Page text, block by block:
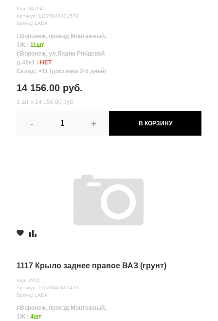
Код: 34704
Артикул: 11170840401570
Бренд: LADA
г.Воронеж, проезд Монтажный,
3Ж : 11шт
г.Воронеж, ул.Лидии Рябцевой
д.42к1 : НЕТ
Склад: >11 (доставка 2-5 дней)
14 156.00 руб.
1 шт х 14 156.00 руб.
- + В КОРЗИНУ
1117 Крыло заднее правое ВАЗ (грунт)
Код: 2955
Артикул: 11170840401470
Бренд: LADA
г.Воронеж, проезд Монтажный,
3Ж : 4шт